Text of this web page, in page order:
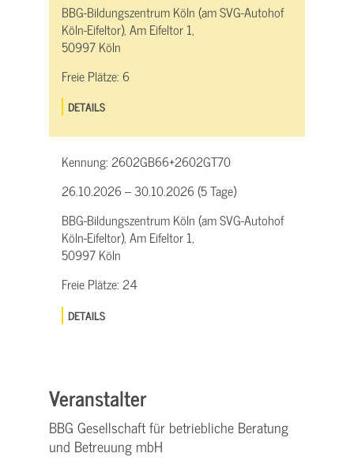
BBG-Bildungszentrum Köln (am SVG-Autohof
Köln-Eifeltor), Am Eifeltor 1,
50997 Köln
Freie Plätze:6
DETAILS
Kennung:2602GB66+2602GT70
26.10.2026 – 30.10.2026 (5 Tage)
BBG-Bildungszentrum Köln (am SVG-Autohof
Köln-Eifeltor), Am Eifeltor 1,
50997 Köln
Freie Plätze:24
DETAILS
Veranstalter
BBG Gesellschaft für betriebliche Beratung
und Betreuung mbH